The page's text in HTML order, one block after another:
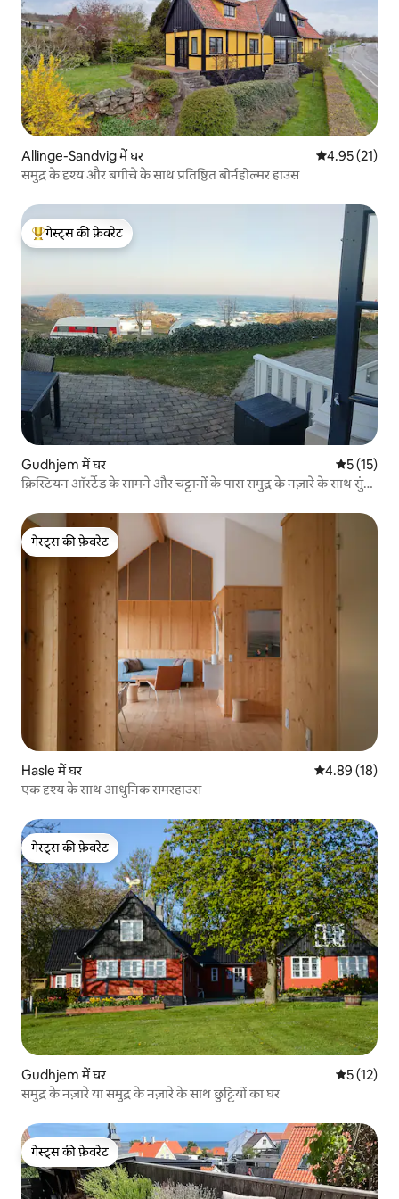
Allinge-Sandvig में घर औसत रेटिंग 5 में
4.95 (21)
समुद्र के दृश्य और बगीचे के साथ प्रतिष्ठित बोर्नहोल्मर हाउस
गेस्ट्स का टॉप फ़ेवरेट
गेस्ट्स की फ़ेवरेट
Gudhjem में घर औसत रेटिंग
5 (15)
क्रिस्टियन ऑर्स्टेड के सामने और चट्टानों के पास समुद्र के नज़ारे के साथ सुंदर
गेस्ट्स की फ़ेवरेट
गेस्ट्स की फ़ेवरेट
Hasle में घर औसत रेटिंग 5 में
4.89 (18)
एक दृश्य के साथ आधुनिक समरहाउस
गेस्ट्स की फ़ेवरेट
गेस्ट्स की फ़ेवरेट
Gudhjem में घर औसत रेटिंग
5 (12)
समुद्र के नज़ारे या समुद्र के नज़ारे के साथ छुट्टियों का घर
गेस्ट्स की फ़ेवरेट
गेस्ट्स की फ़ेवरेट